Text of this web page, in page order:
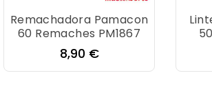
Remachadora Pamacon
60 Remaches PM1867
Precio
8,90 €